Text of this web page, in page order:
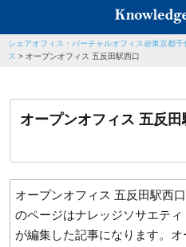
シェアオフィス・バーチャルオフィス@東京都
ス > オープンオフィス 五反田駅西口
オープンオフィス 五反田
オープンオフィス 五反田駅西
のページはナレッジソサエティ
が編集した記事になります。